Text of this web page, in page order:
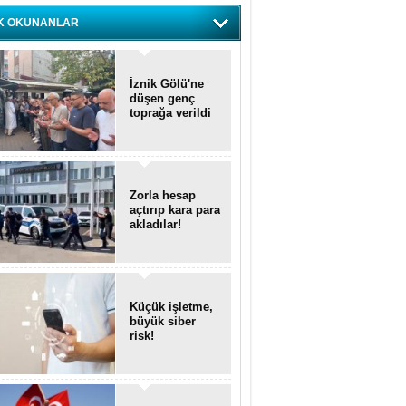
OKUNANLAR
İznik Gölü'ne
düşen genç
toprağa verildi
Zorla hesap
açtırıp kara para
akladılar!
Küçük işletme,
büyük siber
risk!